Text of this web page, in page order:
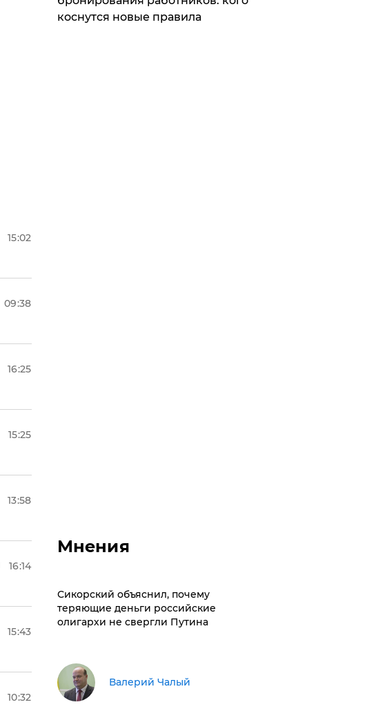
15:02
09:38
16:25
15:25
13:58
16:14
15:43
10:32
коснутся новые правила
Мнения
Сикорский объяснил, почему
теряющие деньги российские
олигархи не свергли Путина
Валерий Чалый